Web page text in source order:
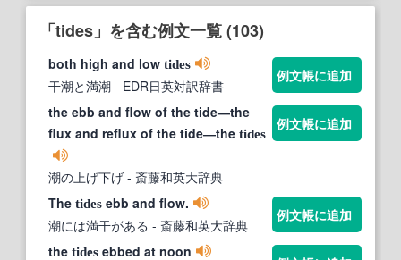
「tides」を含む例文一覧 (103)
both high and low tides
干潮と満潮 - EDR日英対訳辞書
例文帳に追加
the ebb and flow of the tide―the
flux and reflux of the tide―the tides
潮の上げ下げ - 斎藤和英大辞典
例文帳に追加
The tides ebb and flow.
潮には満干がある - 斎藤和英大辞典
例文帳に追加
the tides ebbed at noon